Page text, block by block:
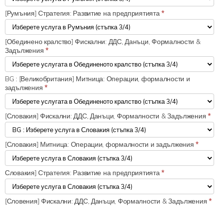
[Румъния] Стратегия: Развитие на предприятията*
[Обединено кралство] Фискални: ДДС, Данъци, Формалности &
Задължения*
BG : [Великобритания] Митница: Операции, формалности и
задължения*
[Словакия] Фискални: ДДС, Данъци, Формалности & Задължения*
[Словакия] Митница: Операции, формалности и задължения*
Словакия] Стратегия: Развитие на предприятията*
[Словения] Фискални: ДДС, Данъци, Формалности & Задължения*